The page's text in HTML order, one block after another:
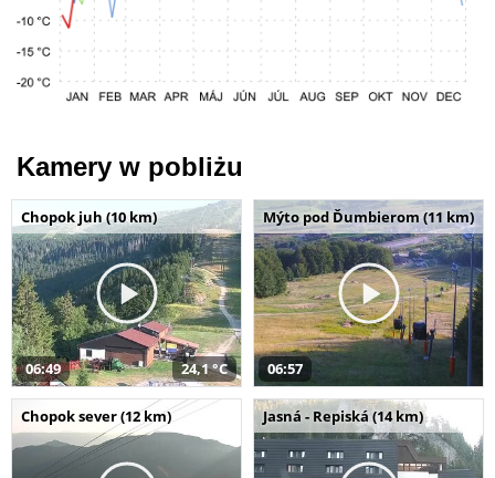
Kamery w pobliżu
Chopok juh (10 km)
06:49 24,1 °C
Mýto pod Ďumbierom (11 km)
06:57
Chopok sever (12 km) Jasná - Repiská (14 km)